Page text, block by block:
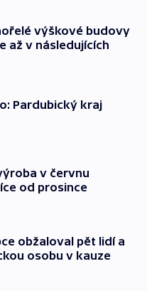
výškové budovy
až v následujících
Pardubický kraj
v červnu
od prosince
obžaloval pět lidí a
osobu v kauze